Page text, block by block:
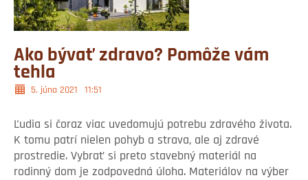
Ako bývať zdravo? Pomôže vám
tehla
5. júna 2021 11:51
Ľudia si čoraz viac uvedomujú potrebu zdravého života.
K tomu patrí nielen pohyb a strava, ale aj zdravé
prostredie. Vybrať si preto stavebný materiál na
rodinný dom je zodpovedná úloha. Materiálov na výber